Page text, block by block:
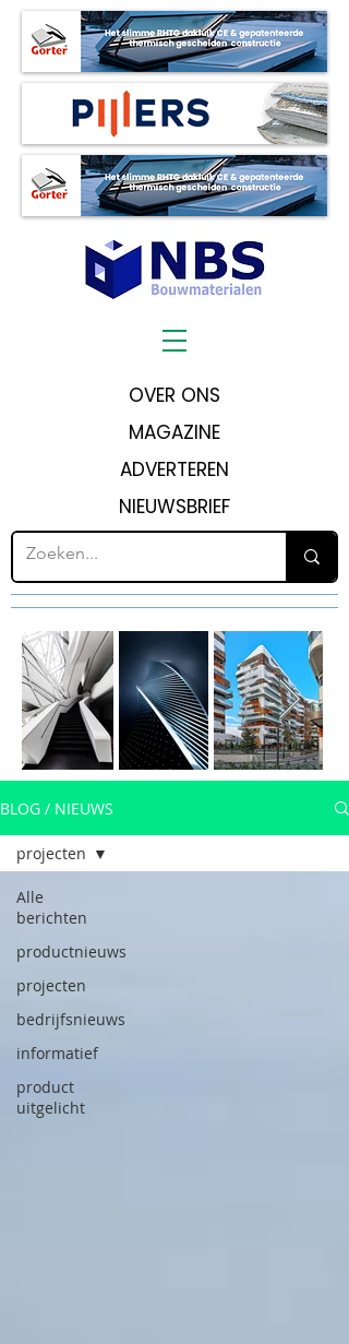
OVER ONS
MAGAZINE
ADVERTEREN
NIEUWSBRIEF
BLOG / NIEUWS
Alle
berichten
productnieuws
projecten
bedrijfsnieuws
informatief
product
uitgelicht
projecten